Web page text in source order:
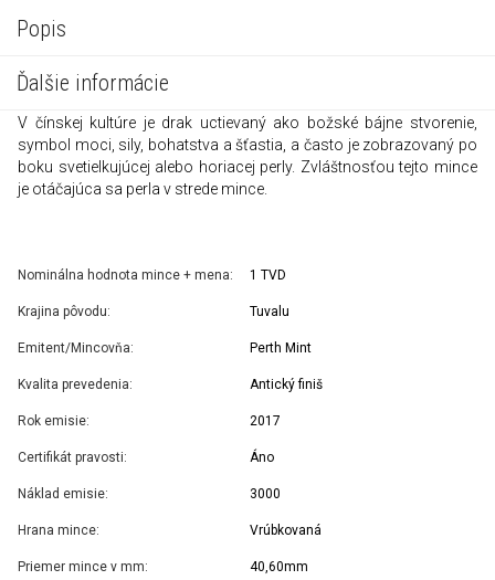
Popis
Ďalšie informácie
V čínskej kultúre je drak uctievaný ako božské bájne stvorenie,
symbol moci, sily, bohatstva a šťastia, a často je zobrazovaný po
boku svetielkujúcej alebo horiacej perly. Zvláštnosťou tejto mince
je otáčajúca sa perla v strede mince.
Nominálna hodnota mince + mena: 1 TVD
Krajina pôvodu: Tuvalu
Emitent/Mincovňa: Perth Mint
Kvalita prevedenia: Antický finiš
Rok emisie: 2017
Certifikát pravosti: Áno
Náklad emisie: 3000
Hrana mince: Vrúbkovaná
Priemer mince v mm: 40,60mm